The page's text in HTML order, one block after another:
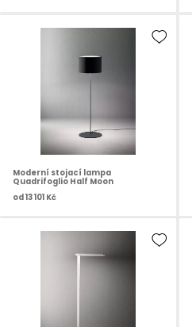
Moderní stojací lampa
Quadrifoglio Half Moon
od 13 101 Kč